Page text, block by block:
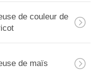
de couleur de
de maïs